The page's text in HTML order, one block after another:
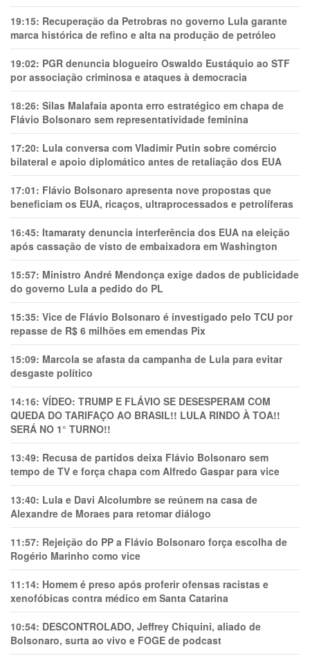
19:15: Recuperação da Petrobras no governo Lula garante
marca histórica de refino e alta na produção de petróleo
19:02: PGR denuncia blogueiro Oswaldo Eustáquio ao STF
por associação criminosa e ataques à democracia
18:26: Silas Malafaia aponta erro estratégico em chapa de
Flávio Bolsonaro sem representatividade feminina
17:20: Lula conversa com Vladimir Putin sobre comércio
bilateral e apoio diplomático antes de retaliação dos EUA
17:01: Flávio Bolsonaro apresenta nove propostas que
beneficiam os EUA, ricaços, ultraprocessados e petrolíferas
16:45: Itamaraty denuncia interferência dos EUA na eleição
após cassação de visto de embaixadora em Washington
15:57: Ministro André Mendonça exige dados de publicidade
do governo Lula a pedido do PL
15:35: Vice de Flávio Bolsonaro é investigado pelo TCU por
repasse de R$ 6 milhões em emendas Pix
15:09: Marcola se afasta da campanha de Lula para evitar
desgaste político
14:16: VÍDEO: TRUMP E FLÁVIO SE DESESPERAM COM
QUEDA DO TARIFAÇO AO BRASIL!! LULA RINDO À TOA!!
SERÁ NO 1° TURNO!!
13:49: Recusa de partidos deixa Flávio Bolsonaro sem
tempo de TV e força chapa com Alfredo Gaspar para vice
13:40: Lula e Davi Alcolumbre se reúnem na casa de
Alexandre de Moraes para retomar diálogo
11:57: Rejeição do PP a Flávio Bolsonaro força escolha de
Rogério Marinho como vice
11:14: Homem é preso após proferir ofensas racistas e
xenofóbicas contra médico em Santa Catarina
10:54: DESCONTROLADO, Jeffrey Chiquini, aliado de
Bolsonaro, surta ao vivo e FOGE de podcast